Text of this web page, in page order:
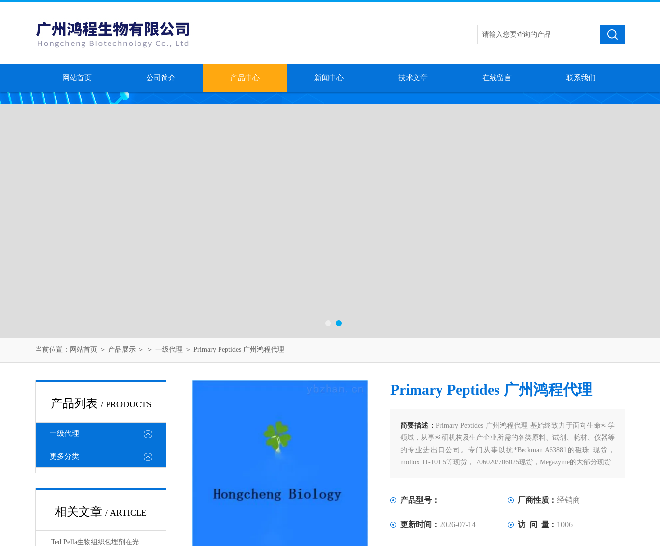
网站首页 公司简介 产品中心 新闻中心 技术文章 在线留言 联系我们
当前位置： 网站首页 ＞ 产品展示 ＞ ＞ 一级代理 ＞ Primary Peptides 广州鸿程代理
产品列表 / PRODUCTS
一级代理
更多分类
相关文章 / ARTICLE
Ted Pella生物组织包埋剂在光镜与电镜联用技术中的应用
Primary Peptides 广州鸿程代理
简要描述： Primary Peptides 广州鸿程代理 基始终致力于面向生命科学
领域，从事科研机构及生产企业所需的各类原料、试剂、耗材、仪器等
的专业进出口公司。专门从事以抗*Beckman A63881的磁珠 现货，
moltox 11-101.5等现货， 706020/706025现货，Megazyme的大部分现货
产品型号： 厂商性质： 经销商
更新时间： 2026-07-14 访 问 量： 1006